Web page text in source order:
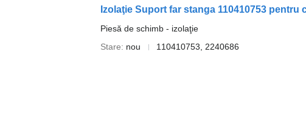
Izolaţie Suport far stanga 110410753 pentru
Piesă de schimb - izolaţie
Stare
nou 110410753, 2240686